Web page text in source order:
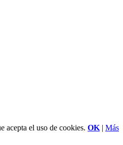
acepta el uso de cookies. OK| Más